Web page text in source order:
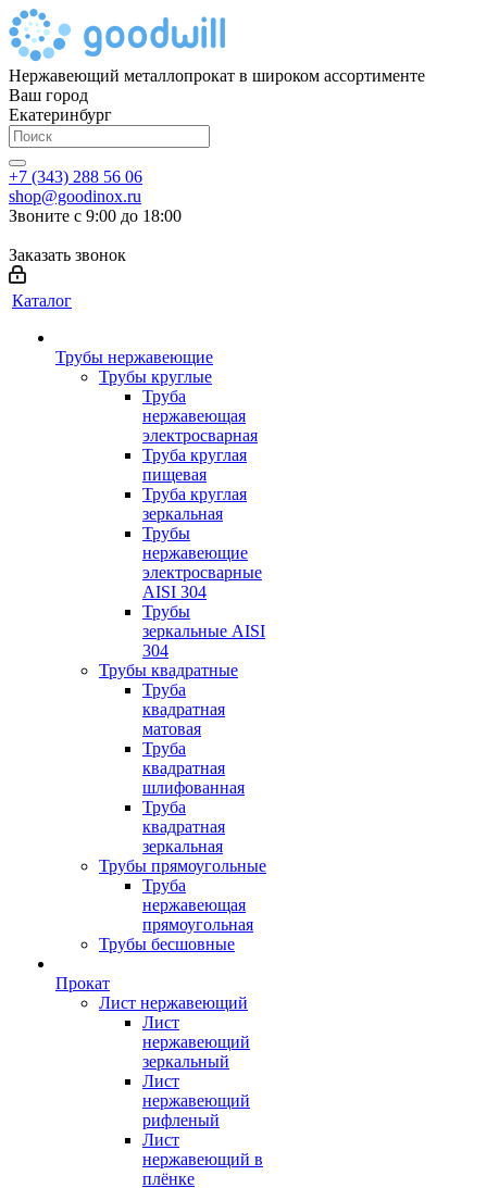
Нержавеющий металлопрокат в широком ассортименте
Ваш город
Екатеринбург
+7 (343) 288 56 06
shop@goodinox.ru
Звоните с 9:00 до 18:00
Заказать звонок
Каталог
Трубы нержавеющие
Трубы круглые
Труба
нержавеющая
электросварная
Труба круглая
пищевая
Труба круглая
зеркальная
Трубы
нержавеющие
электросварные
AISI 304
Трубы
зеркальные AISI
304
Трубы квадратные
Труба
квадратная
матовая
Труба
квадратная
шлифованная
Труба
квадратная
зеркальная
Трубы прямоугольные
Труба
нержавеющая
прямоугольная
Трубы бесшовные
Прокат
Лист нержавеющий
Лист
нержавеющий
зеркальный
Лист
нержавеющий
рифленый
Лист
нержавеющий в
плёнке